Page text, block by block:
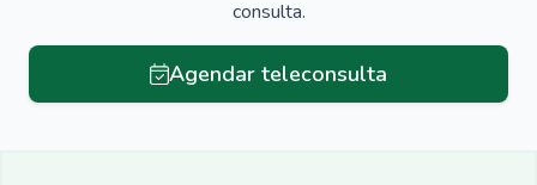
consulta.
Agendar teleconsulta